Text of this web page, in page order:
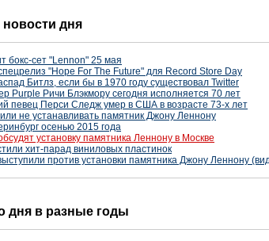
новости дня
бокс-сет "Lennon" 25 мая
"Hope For The Future" для Record Store Day
Битлз, если бы в 1970 году существовал Twitter
Purple Ричи Блэкмору сегодня исполняется 70 лет
певец Перси Следж умер в США в возрасте 73-х лет
не устанавливать памятник Джону Леннону
осенью 2015 года
установку памятника Леннону в Москве
хит-парад виниловых пластинок
против установки памятника Джону Леннону
дня в разные годы